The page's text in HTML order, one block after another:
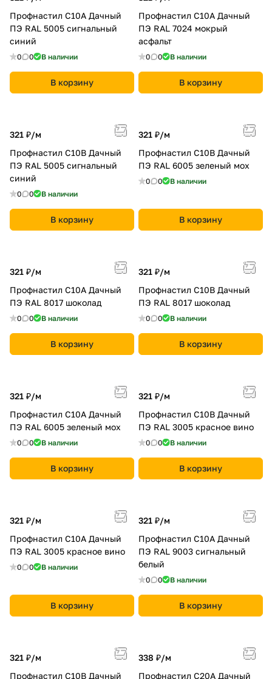
Профнастил С10A Дачный
ПЭ RAL 5005 сигнальный
синий
0 0 В наличии
В корзину
Профнастил С10A Дачный
ПЭ RAL 7024 мокрый
асфальт
0 0 В наличии
В корзину
321 ₽/м
Профнастил С10B Дачный
ПЭ RAL 5005 сигнальный
синий
0 0 В наличии
В корзину
321 ₽/м
Профнастил С10B Дачный
ПЭ RAL 6005 зеленый мох
0 0 В наличии
В корзину
321 ₽/м
Профнастил С10A Дачный
ПЭ RAL 8017 шоколад
0 0 В наличии
В корзину
321 ₽/м
Профнастил С10B Дачный
ПЭ RAL 8017 шоколад
0 0 В наличии
В корзину
321 ₽/м
Профнастил С10A Дачный
ПЭ RAL 6005 зеленый мох
0 0 В наличии
В корзину
321 ₽/м
Профнастил С10B Дачный
ПЭ RAL 3005 красное вино
0 0 В наличии
В корзину
321 ₽/м
Профнастил С10A Дачный
ПЭ RAL 3005 красное вино
0 0 В наличии
В корзину
321 ₽/м
Профнастил С10A Дачный
ПЭ RAL 9003 сигнальный
белый
0 0 В наличии
В корзину
321 ₽/м
Профнастил С10B Дачный
338 ₽/м
Профнастил С20A Дачный